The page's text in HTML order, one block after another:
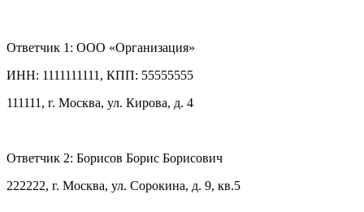
Ответчик 1: ООО «Организация»
ИНН: 1111111111, КПП: 55555555
111111, г. Москва, ул. Кирова, д. 4
Ответчик 2: Борисов Борис Борисович
222222, г. Москва, ул. Сорокина, д. 9, кв.5